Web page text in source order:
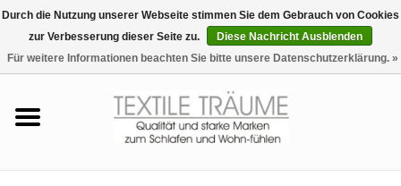
0 Artikel - €0,00
Durch die Nutzung unserer Webseite stimmen Sie dem Gebrauch von Cookies
zur Verbesserung dieser Seite zu.
Diese Nachricht Ausblenden
Für weitere Informationen beachten Sie bitte unsere Datenschutzerklärung. »